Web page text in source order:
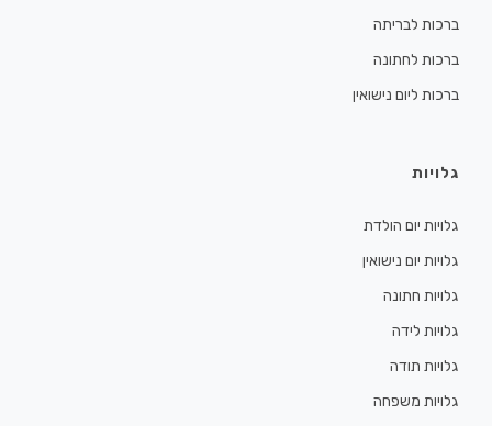
ברכות לבריתה
ברכות לחתונה
ברכות ליום נישואין
גלויות
גלויות יום הולדת
גלויות יום נישואין
גלויות חתונה
גלויות לידה
גלויות תודה
גלויות משפחה